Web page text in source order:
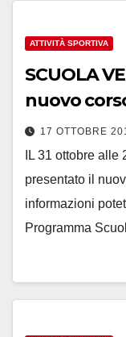
ATTIVITÀ SPORTIVA
SCUOLA
nuovo
17 OTTOBRE
IL 31 ottobre
presentato il
informazioni
Programma